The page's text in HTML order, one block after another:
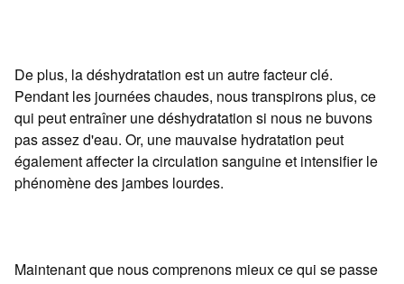
De plus, la déshydratation est un autre facteur clé.
Pendant les journées chaudes, nous transpirons plus, ce
qui peut entraîner une déshydratation si nous ne buvons
pas assez d'eau. Or, une mauvaise hydratation peut
également affecter la circulation sanguine et intensifier le
phénomène des jambes lourdes.
Maintenant que nous comprenons mieux ce qui se passe